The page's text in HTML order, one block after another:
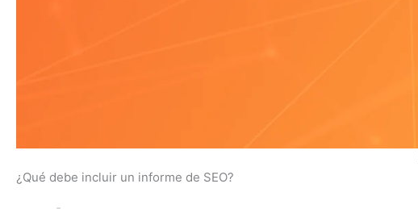
¿Qué debe incluir un informe de SEO?